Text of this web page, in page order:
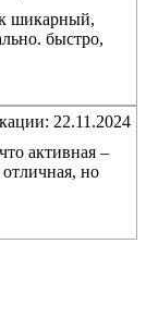
шикарный,
быстро,
22.11.2024
активная –
но